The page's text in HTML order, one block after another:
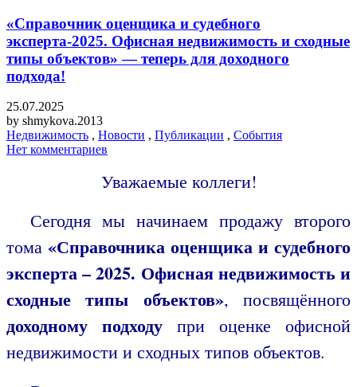
«Справочник оценщика и судебного
эксперта-2025. Офисная недвижимость и сходные
типы объектов» — теперь для доходного
подхода!
25.07.2025
by shmykova.2013
Недвижимость , Новости , Публикации , События
Нет комментариев
Уважаемые коллеги!
Сегодня мы начинаем продажу второго
тома «Справочника оценщика и судебного
эксперта – 2025. Офисная недвижимость и
сходные типы объектов», посвящённого
доходному подходу при оценке офисной
недвижимости и сходных типов объектов.